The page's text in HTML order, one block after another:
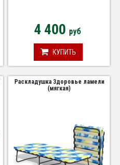
4 400 руб
КУПИТЬ
Раскладушка Здоровье ламели
(мягкая)